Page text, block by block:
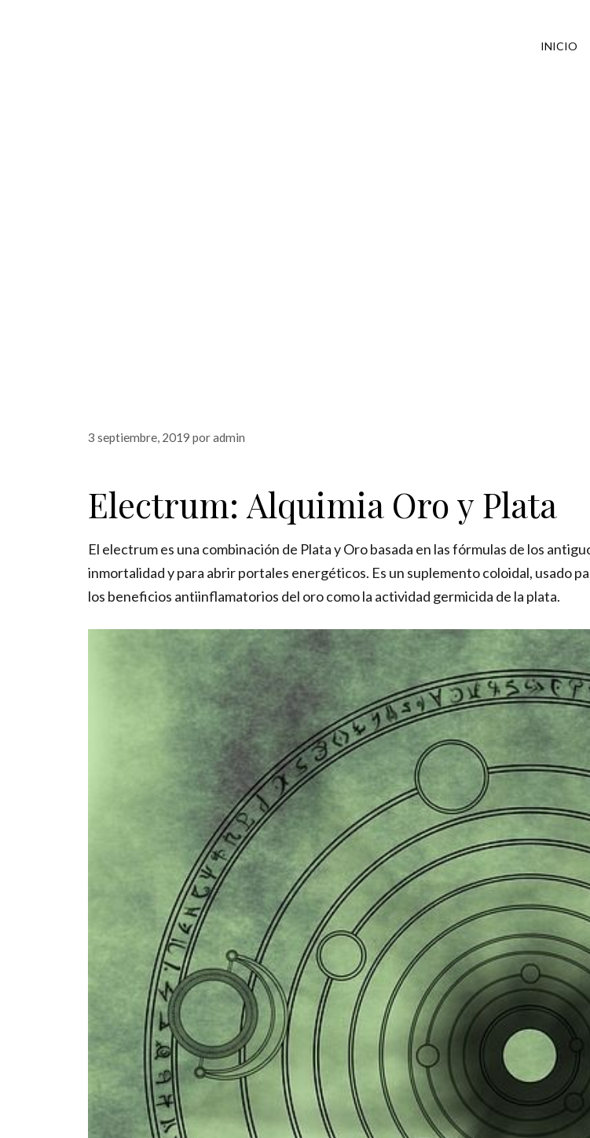
INICIO
3 septiembre, 2019 poradmin
Electrum: Alquimia Oro y Plata
El electrum es una combinación de Plata y Oro basada en las fórmulas de los
inmortalidad y para abrir portales energéticos. Es un suplemento coloidal, usado
los beneficios antiinflamatorios del oro como la actividad germicida de la plata.